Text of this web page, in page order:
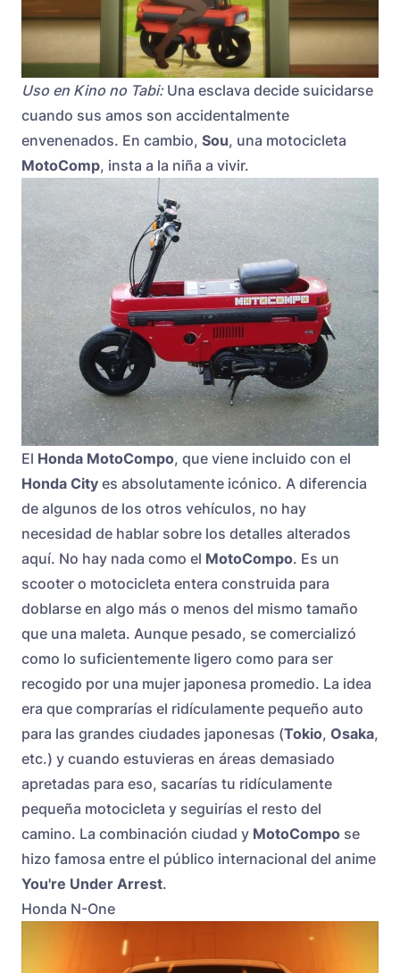
Uso en Kino no Tabi:Una esclava decide suicidarse
cuando sus amos son accidentalmente
envenenados. En cambio, Sou, una motocicleta
MotoComp, insta a la niña a vivir.
El Honda MotoCompo, que viene incluido con el
Honda City es absolutamente icónico. A diferencia
de algunos de los otros vehículos, no hay
necesidad de hablar sobre los detalles alterados
aquí. No hay nada como el MotoCompo. Es un
scooter o motocicleta entera construida para
doblarse en algo más o menos del mismo tamaño
que una maleta. Aunque pesado, se comercializó
como lo suficientemente ligero como para ser
recogido por una mujer japonesa promedio. La idea
era que comprarías el ridículamente pequeño auto
para las grandes ciudades japonesas (Tokio, Osaka,
etc.) y cuando estuvieras en áreas demasiado
apretadas para eso, sacarías tu ridículamente
pequeña motocicleta y seguirías el resto del
camino. La combinación ciudad y MotoCompo se
hizo famosa entre el público internacional del anime
You're Under Arrest.
Honda N-One